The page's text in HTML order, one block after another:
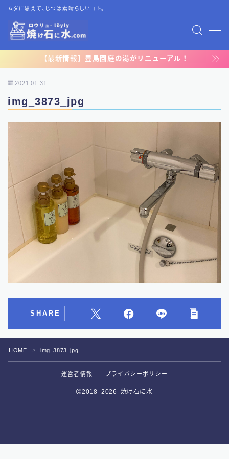
ムダに思えて、じつは素晴らしいコト。
MENU
TOP
プライバシーポリシー
【最新情報】豊島園庭の湯がリニューアル！
2021.01.31
img_3873_jpg
SHARE
HOME ＞ img_3873_jpg
運営者情報 プライバシーポリシー
2018–2026 焼け石に水
好評予約受付中！